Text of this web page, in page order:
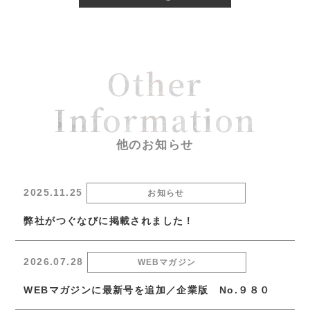
Other
Information
他のお知らせ
2025.11.25 お知らせ
弊社がつぐなびに掲載されました！
2026.07.28 WEBマガジン
WEBマガジンに最新号を追加／企業版 No.９８０